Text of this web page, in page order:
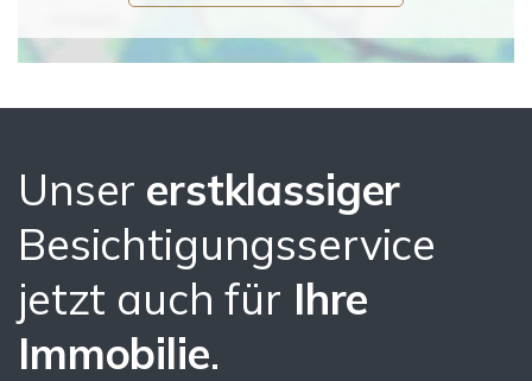
Unser erstklassiger
Besichtigungsservice
jetzt auch für Ihre
Immobilie.